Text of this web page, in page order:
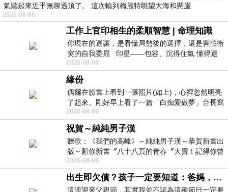
氣聽起來近乎無聊透頂了。 這次輪到梅麗特眺望大海和懸崖
2026-08-06
工作上官印相生的柔順智慧 | 命理知識
你現在的退讓，是看懂局勢後的選擇，還是害怕衝
突的自我委屈 印星——包容、沉得住氣 懂得退
一步觀察，不會
2026-08-06
緣份
偶爾在臉書上看到一張照片(如上)，心裡忽然明亮
了起來。剛好早上看了一篇「白痴愛做夢」台長寫
的貼文，在回顧年輕時瘋狂愛上
2026-08-06
祝賀～純純男子漢
聽歌：《我們的高峰》～純純男子漢～恭賀新書出
版～願你新書〞八十八頁的青春〞大賣！記得你曾
經在我的版留言…「好讚的圖^^感覺大家
2026-08-06
出生即欠債？孩子一定要知道：爸媽，其實我不欠你們
這週迎來父親節，其實我並不認為這種節日一定要